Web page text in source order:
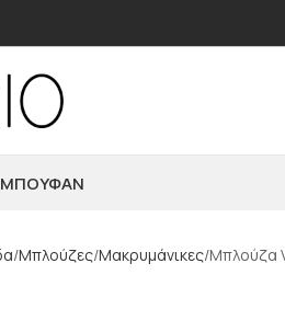
ΜΠΟΥΦΆΝ
Μπλούζες Μακρυμάνικες Μπλούζα